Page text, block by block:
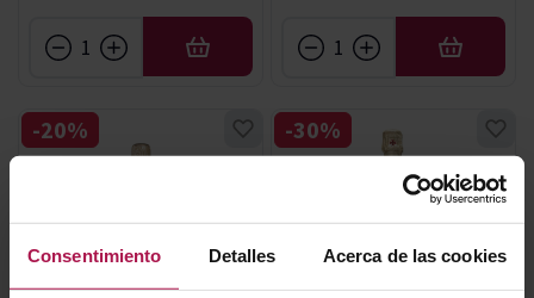
Consentimiento Detalles Acerca de las cookies
AÑADIR AÑADIR
-20% -30%